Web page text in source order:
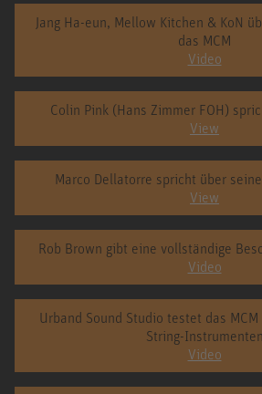
Jang Ha-eun, Mellow Kitchen & KoN
das MCM
Video
Colin Pink (Hans Zimmer FOH)
View
Marco Dellatorre spricht über
View
Rob Brown gibt eine vollständige
Video
Urband Sound Studio testet das
String-Instrumenten
Video